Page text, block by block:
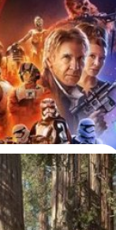
Awakens ที่
าและใหม่
Wars
และ PC